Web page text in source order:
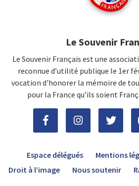
Le Souvenir
Le Souvenir Français est une
reconnue d’utilité publique le 1er
vocation d'honorer la mémoire de
pour la France qu’ils soient
Espace délégués Mentions
Droit à l’image
Nous soutenir